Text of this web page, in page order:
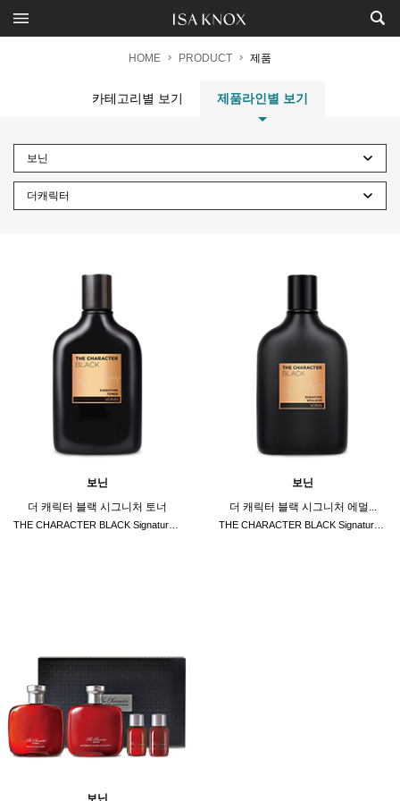
HOME PRODUCT 제품
카테고리별 보기 제품라인별 보기
보닌
더 캐릭터 블랙 시그니처 토너
보닌
더 캐릭터 블랙 시그니처 에멀...